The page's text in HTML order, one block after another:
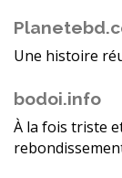
Une histoire
bodoi.info
À la fois triste